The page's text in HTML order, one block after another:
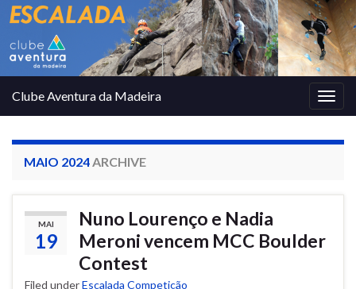
Clube Aventura da Madeira
MAIO 2024 ARCHIVE
MAI
19
Nuno Lourenço e Nadia
Meroni vencem MCC Boulder
Contest
Filed underEscalada Competição